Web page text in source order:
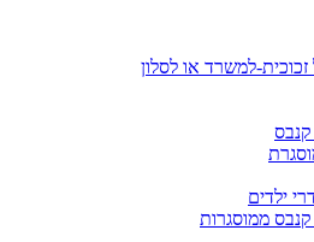
למשרד או לסלון
קנבס
ילדים
ממוסגרות